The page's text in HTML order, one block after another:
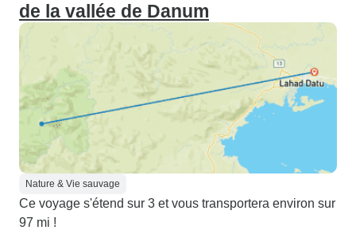
de la vallée de Danum
Nature & Vie sauvage
Ce voyage s'étend sur 3 et vous transportera environ sur
97 mi !